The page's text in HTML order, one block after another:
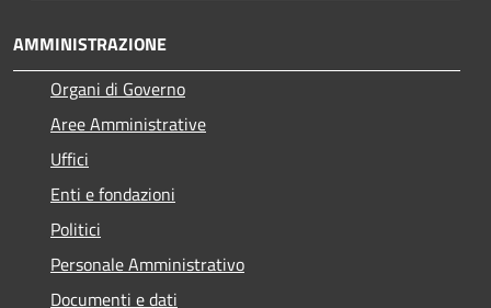
AMMINISTRAZIONE
Organi di Governo
Aree Amministrative
Uffici
Enti e fondazioni
Politici
Personale Amministrativo
Documenti e dati